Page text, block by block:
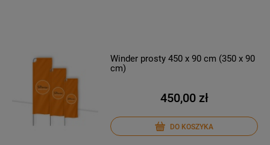
Winder prosty 450 x 90 cm (350 x 90
cm)
450,00 zł
DO KOSZYKA